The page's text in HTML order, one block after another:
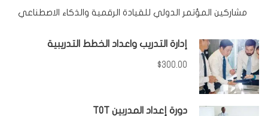
مشاركين المؤتمر الدولي للقيادة الرقمية والذكاء الاصطناعي
إدارة التدريب واعداد الخطط التدريبية
$300.00
دورة إعداد المدربين TOT